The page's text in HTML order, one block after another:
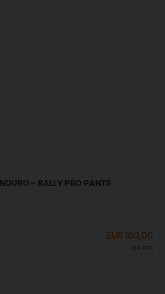
- RALLY PRO PANTS
EUR 160,00
IVA incl.